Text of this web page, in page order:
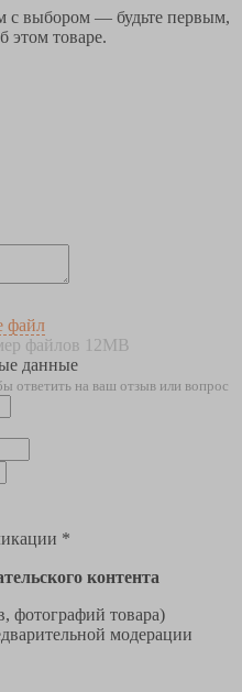
с выбором — будьте первым,
этом товаре.
файл
файлов 12MB
данные
ответить на ваш отзыв или вопрос
*
контента
фотографий товара)
модерации